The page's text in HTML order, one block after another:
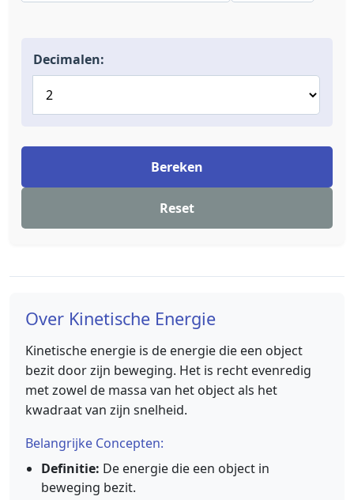
Decimalen:
Bereken
Reset
Over Kinetische Energie
Kinetische energie is de energie die een object
bezit door zijn beweging. Het is recht evenredig
met zowel de massa van het object als het
kwadraat van zijn snelheid.
Belangrijke Concepten:
Definitie: De energie die een object in
beweging bezit.